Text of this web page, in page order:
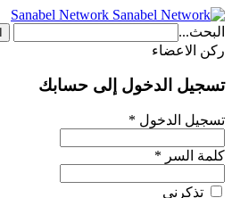
Sanabel Network
البحث...
ركن الاعضاء
تسجيل الدخول إلى حسابك
تسجيل الدخول *
كلمة السر *
تذكرنى